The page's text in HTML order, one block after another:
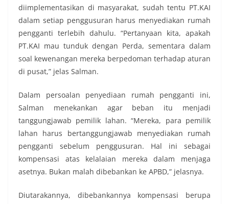
diimplementasikan di masyarakat, sudah tentu PT.KAI
dalam setiap penggusuran harus menyediakan rumah
pengganti terlebih dahulu. “Pertanyaan kita, apakah
PT.KAI mau tunduk dengan Perda, sementara dalam
soal kewenangan mereka berpedoman terhadap aturan
di pusat,” jelas Salman.
Dalam persoalan penyediaan rumah pengganti ini,
Salman menekankan agar beban itu menjadi
tanggungjawab pemilik lahan. “Mereka, para pemilik
lahan harus bertanggungjawab menyediakan rumah
pengganti sebelum penggusuran. Hal ini sebagai
kompensasi atas kelalaian mereka dalam menjaga
asetnya. Bukan malah dibebankan ke APBD,” jelasnya.
Diutarakannya, dibebankannya kompensasi berupa